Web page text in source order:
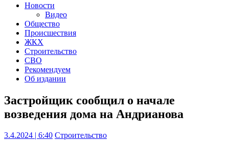
Новости
Видео
Общество
Происшествия
ЖКХ
Строительство
СВО
Рекомендуем
Об издании
Застройщик сообщил о начале
возведения дома на Андрианова
3.4.2024 | 6:40 Строительство